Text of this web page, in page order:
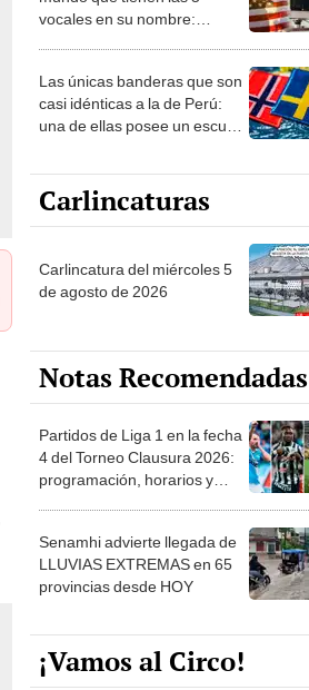
vocales en su nombre:
América cuenta con uno
casi idénticas a la de Perú:
una de ellas posee un escudo
muy similar
Carlincaturas
de agosto de 2026
Notas Recomendadas
4 del Torneo Clausura 2026:
programación, horarios y
dónde ver
LLUVIAS EXTREMAS en 65
provincias desde HOY
¡Vamos al Circo!